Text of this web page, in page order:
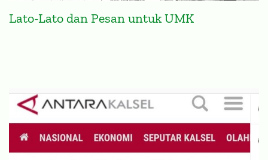
Lato-Lato dan Pesan untuk UMK